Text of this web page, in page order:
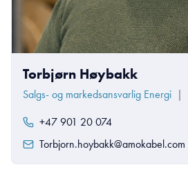
Torbjørn Høybakk
Salgs- og markedsansvarlig Energi |
+47 901 20 074
Torbjorn.hoybakk@amokabel.com